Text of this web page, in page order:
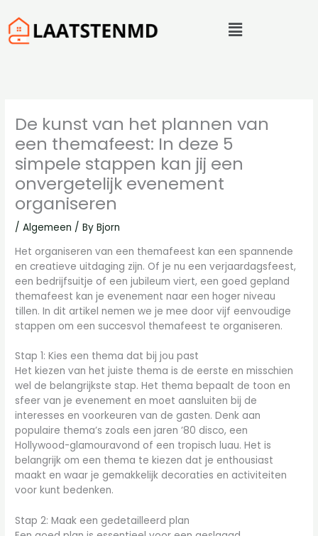
to
content
Menu
De kunst van het plannen van
een themafeest: In deze 5
simpele stappen kan jij een
onvergetelijk evenement
organiseren
/Algemeen / ByBjorn
Het organiseren van een themafeest kan een spannende
en creatieve uitdaging zijn. Of je nu een verjaardagsfeest,
een bedrijfsuitje of een jubileum viert, een goed gepland
themafeest kan je evenement naar een hoger niveau
tillen. In dit artikel nemen we je mee door vijf eenvoudige
stappen om een succesvol themafeest te organiseren.
Stap 1: Kies een thema dat bij jou past
Het kiezen van het juiste thema is de eerste en misschien
wel de belangrijkste stap. Het thema bepaalt de toon en
sfeer van je evenement en moet aansluiten bij de
interesses en voorkeuren van de gasten. Denk aan
populaire thema’s zoals een jaren ’80 disco, een
Hollywood-glamouravond of een tropisch luau. Het is
belangrijk om een thema te kiezen dat je enthousiast
maakt en waar je gemakkelijk decoraties en activiteiten
voor kunt bedenken.
Stap 2: Maak een gedetailleerd plan